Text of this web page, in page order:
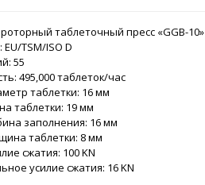
таблеточный пресс «GGB-10»
TSM/ISO D
55
495,000 таблеток/час
таблетки: 16 мм
таблетки: 19 мм
заполнения: 16 мм
таблетки: 8 мм
сжатия: 100 KN
усилие сжатия: 16 KN